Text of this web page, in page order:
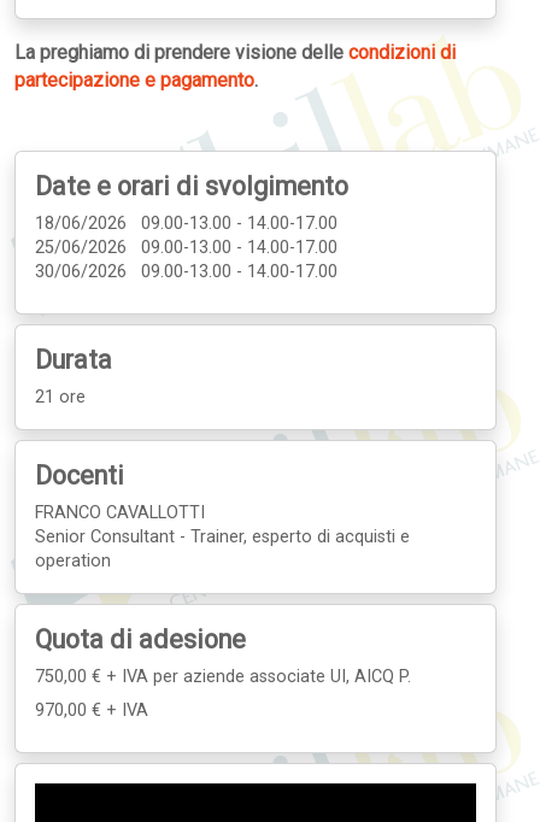
La preghiamo di prendere visione delle condizioni di
partecipazione e pagamento.
Date e orari di svolgimento
18/06/2026 09.00-13.00 - 14.00-17.00
25/06/2026 09.00-13.00 - 14.00-17.00
30/06/2026 09.00-13.00 - 14.00-17.00
Durata
21 ore
Docenti
FRANCO CAVALLOTTI
Senior Consultant - Trainer, esperto di acquisti e
operation
Quota di adesione
750,00 € + IVA per aziende associate UI, AICQ P.
970,00 € + IVA